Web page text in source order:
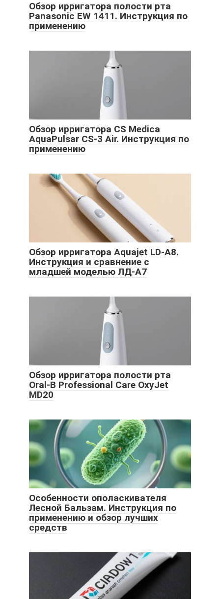
Обзор ирригатора полости рта
Panasonic EW 1411. Инструкция по
применению
Обзор ирригатора CS Medica
AquaPulsar CS-3 Air. Инструкция по
применению
Обзор ирригатора Aquajet LD-A8.
Инструкция и сравнение с
младшей моделью ЛД-А7
Обзор ирригатора полости рта
Oral-B Professional Care OxyJet
MD20
Особенности ополаскивателя
Лесной Бальзам. Инструкция по
применению и обзор лучших
средств